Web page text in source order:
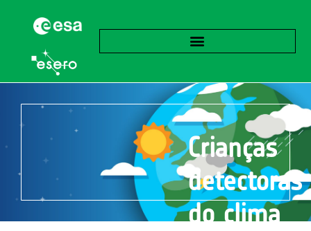
Crianças
detectoras
do clima